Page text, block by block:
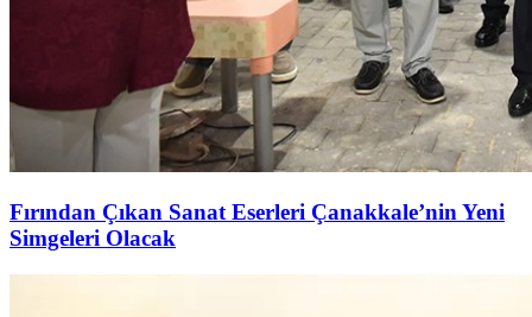
Fırından Çıkan Sanat Eserleri Çanakkale’nin Yeni
Simgeleri Olacak